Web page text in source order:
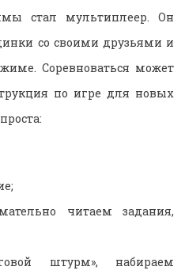
стал мультиплеер. Он
со своими друзьями и
Соревноваться может
по игре для новых
читаем задания,
штурм», набираем